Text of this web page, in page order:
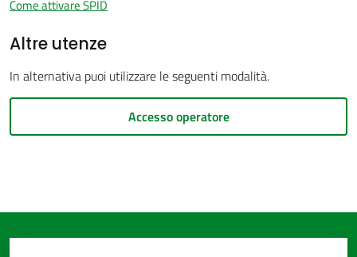
Seguici
su
Come attivare SPID
Altre utenze
In alternativa puoi utilizzare le seguenti modalità.
Accesso operatore